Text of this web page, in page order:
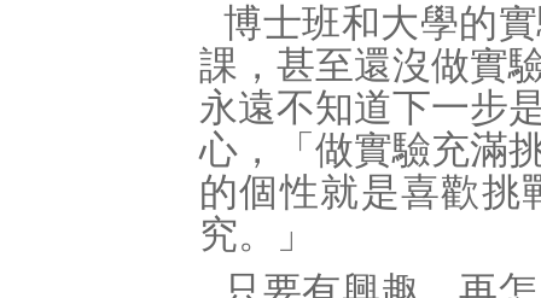
博士班和大學的
課，甚至還沒做實
永遠不知道下一步
心，「做實驗充滿
的個性就是喜歡挑
究。」